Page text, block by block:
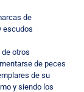
de
escudos
otros
de peces
de su
y siendo los